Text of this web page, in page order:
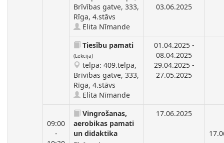
Brīvības gatve, 333,
Rīga, 4.stāvs
Elita Nīmande
03.06.2025
Tiesību pamati
(Lekcija)
telpa: 409.telpa,
Brīvības gatve, 333,
Rīga, 4.stāvs
Elita Nīmande
01.04.2025 -
08.04.2025
29.04.2025 -
27.05.2025
09:00
-
Vingrošanas,
aerobikas pamati
un didaktika
17.06.2025